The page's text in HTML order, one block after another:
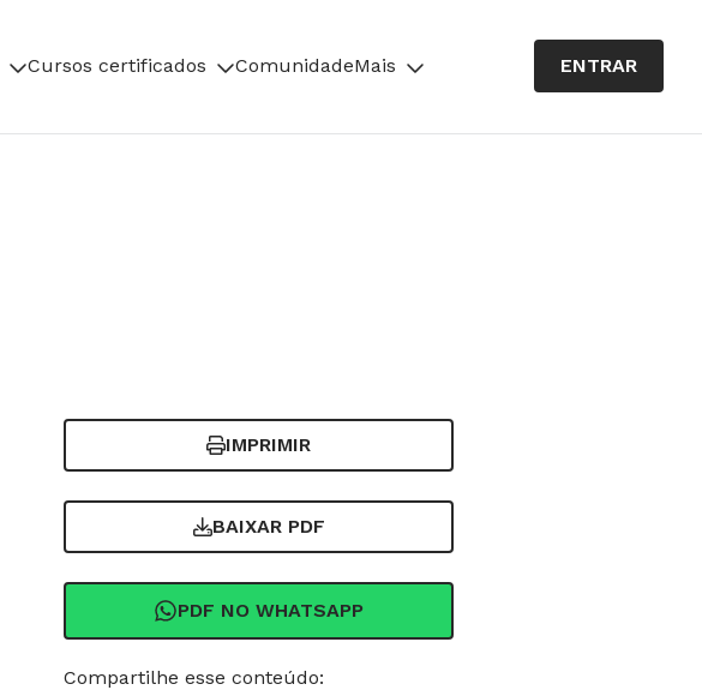
Cursos certificados ComunidadeMais ENTRAR
IMPRIMIR
BAIXAR PDF
PDF NO WHATSAPP
Compartilhe esse conteúdo: